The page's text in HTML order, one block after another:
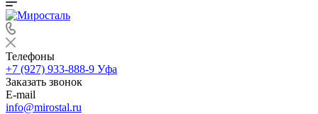
Телефоны
+7 (927) 933-888-9 Уфа
Заказать звонок
E-mail
info@mirostal.ru